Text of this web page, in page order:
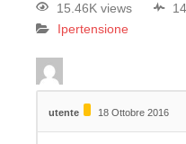
15.46K views
Ipertensione
utente 18 Ottobre 2016